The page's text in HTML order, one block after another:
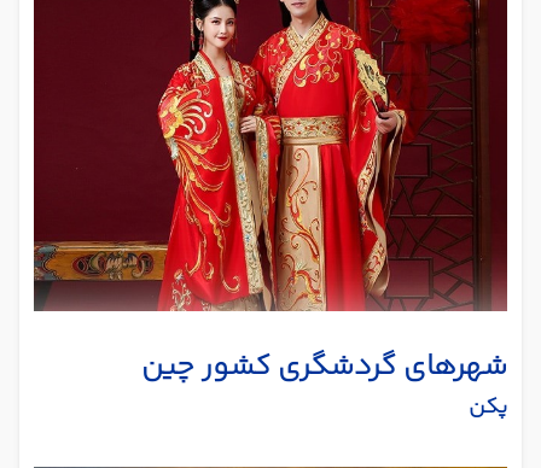
شهرهای گردشگری کشور چین
پکن